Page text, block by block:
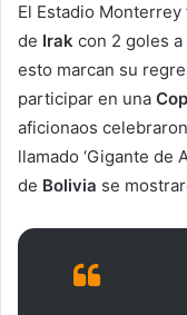
El Estadio
de Irak con 2 goles
esto marcan su
participar en una
aficionaos
llamado ‘Gigante de
de Bolivia se